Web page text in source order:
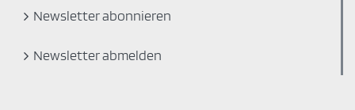
Newsletter abonnieren
Newsletter abmelden